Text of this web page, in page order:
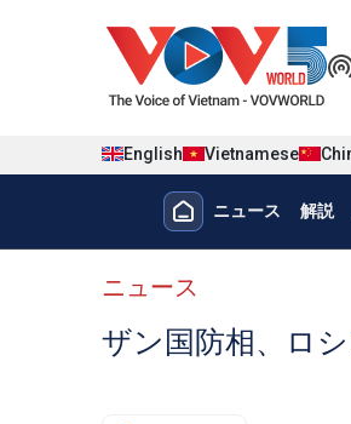
English Vietnamese
Menu trang chủ
ニュース 解説
menu phụ tiếng Nhật
ニュース
ザン国防相、ロ